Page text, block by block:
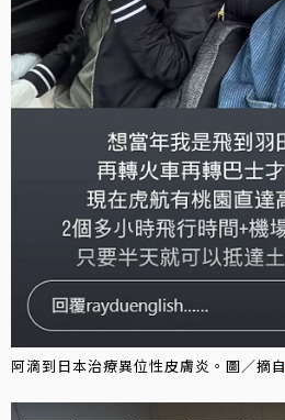
阿滴到日本治療異位性皮膚炎。圖／摘自